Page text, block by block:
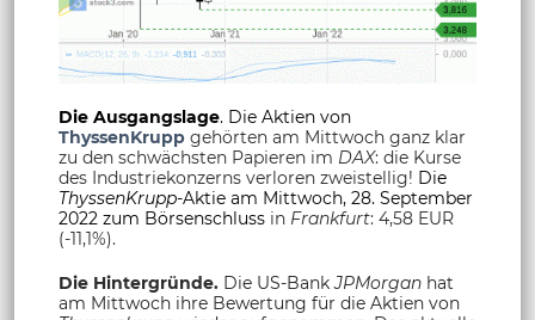
Die Ausgangslage. Die Aktien von
ThyssenKrupp gehörten am Mittwoch ganz klar
zu den schwächsten Papieren im DAX: die Kurse
des Industriekonzerns verloren zweistellig! Die
ThyssenKrupp-Aktie am Mittwoch, 28. September
2022 zum Börsenschluss in Frankfurt: 4,58 EUR
(-11,1%).
Die Hintergründe. Die US-BankJPMorgan hat
am Mittwoch ihre Bewertung für die Aktien von